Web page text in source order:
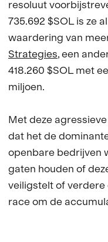
resoluut
735.692 $SOL is ze
waardering van
Strategies, een
418.260 $SOL met
miljoen.
Met deze
dat het de
openbare bedrijven
gaten houden of
veiligstelt of
race om de